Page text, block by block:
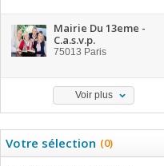
Mairie Du 13eme -
C.a.s.v.p.
75013 Paris
Voir plus
Votre sélection (0)